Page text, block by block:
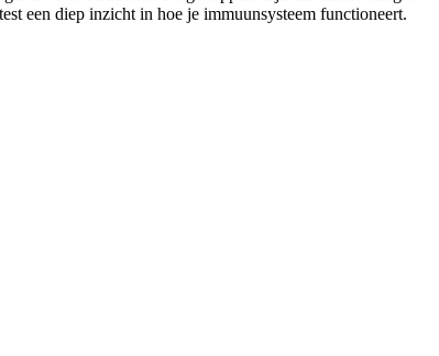
een diep inzicht in hoe je immuunsysteem functioneert.